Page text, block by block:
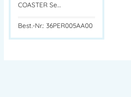
COASTER Se…
Best.-Nr.: 36PER005AA00